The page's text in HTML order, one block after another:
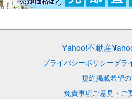
Yahoo!不動産
プライバシーポリシープラ
規約掲載希望
免責事項ご意見・ご